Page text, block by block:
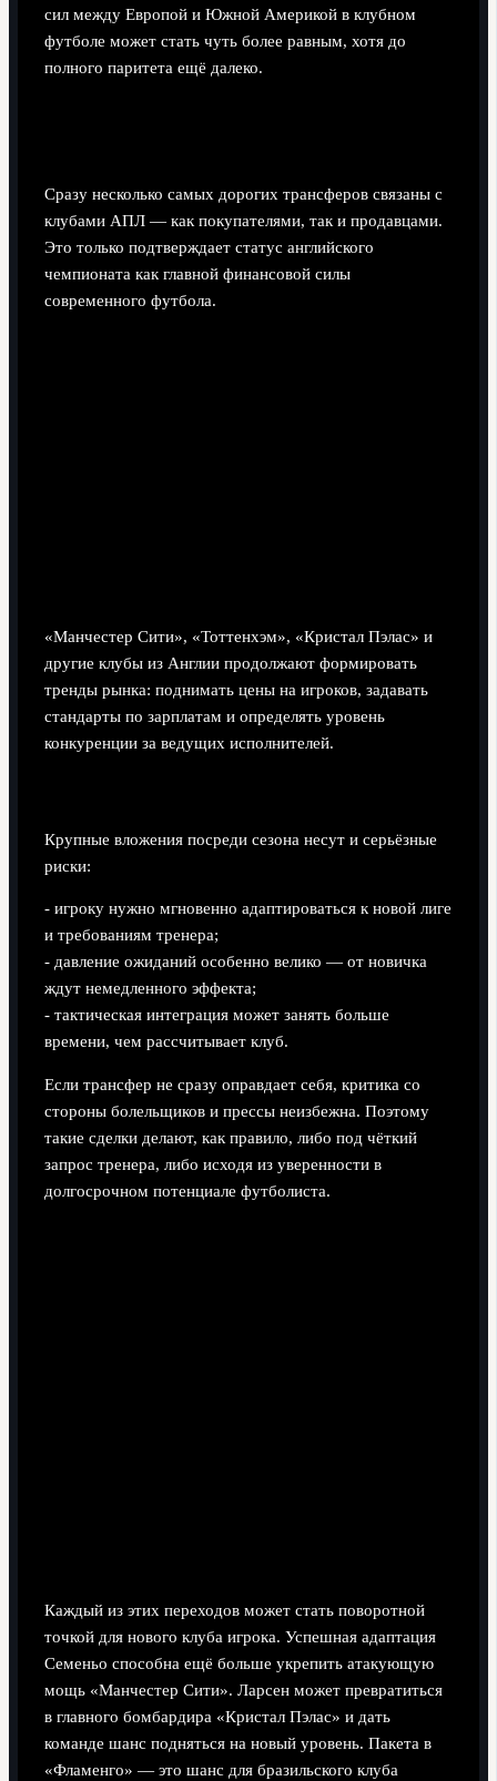
сил между Европой и Южной Америкой в клубном
футболе может стать чуть более равным, хотя до
полного паритета ещё далеко.
Сразу несколько самых дорогих трансферов связаны с
клубами АПЛ — как покупателями, так и продавцами.
Это только подтверждает статус английского
чемпионата как главной финансовой силы
современного футбола.
«Манчестер Сити», «Тоттенхэм», «Кристал Пэлас» и
другие клубы из Англии продолжают формировать
тренды рынка: поднимать цены на игроков, задавать
стандарты по зарплатам и определять уровень
конкуренции за ведущих исполнителей.
Крупные вложения посреди сезона несут и серьёзные
риски:
- игроку нужно мгновенно адаптироваться к новой лиге
и требованиям тренера;
- давление ожиданий особенно велико — от новичка
ждут немедленного эффекта;
- тактическая интеграция может занять больше
времени, чем рассчитывает клуб.
Если трансфер не сразу оправдает себя, критика со
стороны болельщиков и прессы неизбежна. Поэтому
такие сделки делают, как правило, либо под чёткий
запрос тренера, либо исходя из уверенности в
долгосрочном потенциале футболиста.
Каждый из этих переходов может стать поворотной
точкой для нового клуба игрока. Успешная адаптация
Семеньо способна ещё больше укрепить атакующую
мощь «Манчестер Сити». Ларсен может превратиться
в главного бомбардира «Кристал Пэлас» и дать
команде шанс подняться на новый уровень. Пакета в
«Фламенго» — это шанс для бразильского клуба